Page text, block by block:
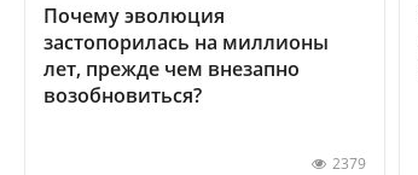
Почему эволюция
застопорилась на миллионы
лет, прежде чем внезапно
возобновиться?
2379